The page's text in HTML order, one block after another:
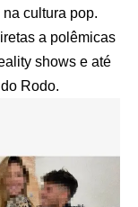
cultura pop.
a polêmicas
shows e até
Rodo.